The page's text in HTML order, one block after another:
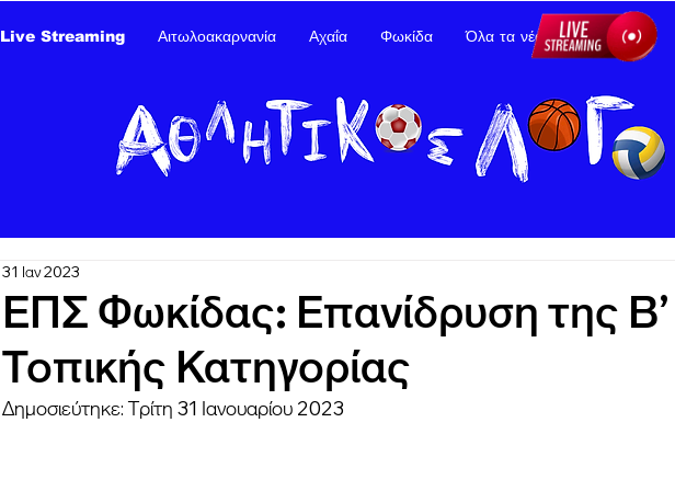
Live Streaming Αιτωλοακαρνανία Αχαΐα Φωκίδα Όλα τα νέα Διαφήμιση
ΕΠΣ Φωκίδας: Επανίδρυση της Β’
Τοπικής Κατηγορίας
31 Ιαν 2023
Δημοσιεύτηκε: Τρίτη 31 Ιανουαρίου 2023